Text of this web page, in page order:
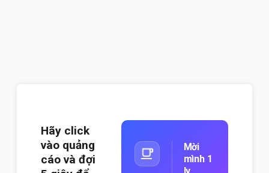
Hãy click
vào quảng
cáo và đợi
Mời
mình 1